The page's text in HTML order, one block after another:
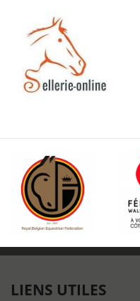
LIENS UTILES